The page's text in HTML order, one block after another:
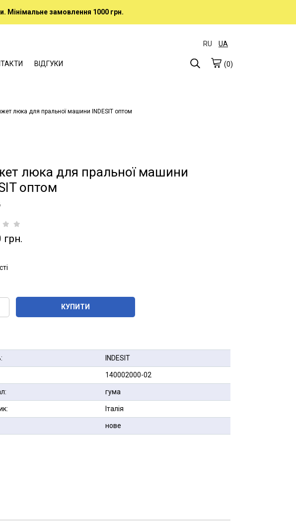
Мінімальне замовлення 1000 грн.
RU UA
ВІДГУКИ (0)
люка для пральної машини INDESIT оптом
люка для пральної машини
оптом
грн.
КУПИТИ
INDESIT
140002000-02
гума
Італія
нове